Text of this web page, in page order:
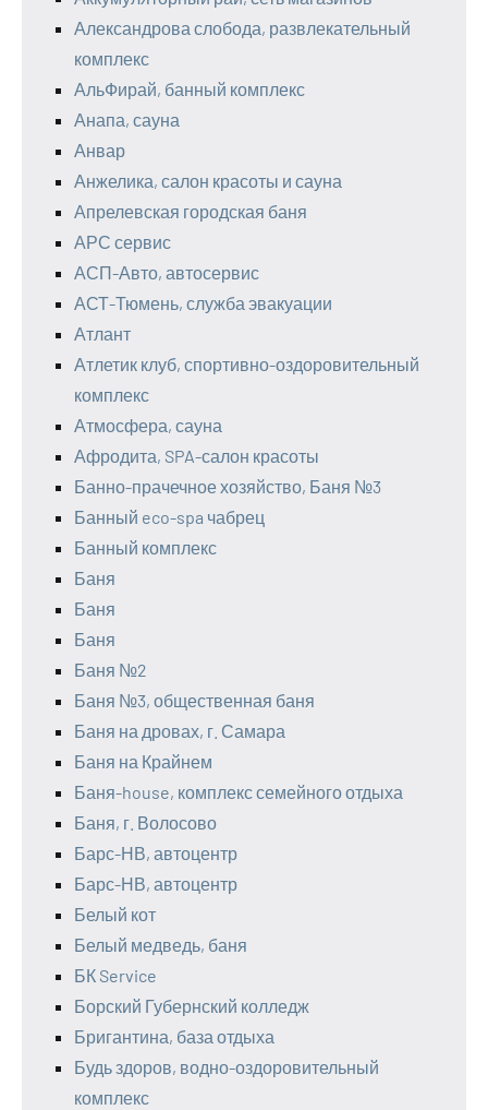
Александрова слобода, развлекательный
комплекс
АльФирай, банный комплекс
Анапа, сауна
Анвар
Анжелика, салон красоты и сауна
Апрелевская городская баня
АРС сервис
АСП-Авто, автосервис
АСТ-Тюмень, служба эвакуации
Атлант
Атлетик клуб, спортивно-оздоровительный
комплекс
Атмосфера, сауна
Афродита, SPA-салон красоты
Банно-прачечное хозяйство, Баня №3
Банный eco-spa чабрец
Банный комплекс
Баня
Баня
Баня
Баня №2
Баня №3, общественная баня
Баня на дровах, г. Самара
Баня на Крайнем
Баня-house, комплекс семейного отдыха
Баня, г. Волосово
Барс-НВ, автоцентр
Барс-НВ, автоцентр
Белый кот
Белый медведь, баня
БК Service
Борский Губернский колледж
Бригантина, база отдыха
Будь здоров, водно-оздоровительный
комплекс